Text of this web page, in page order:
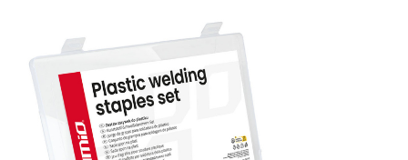
MAN
TGA